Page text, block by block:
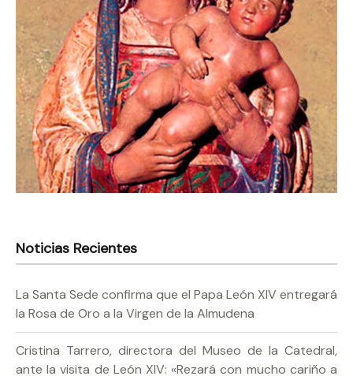
Noticias Recientes
La Santa Sede confirma que el Papa León XIV entregará
la Rosa de Oro a la Virgen de la Almudena
Cristina Tarrero, directora del Museo de la Catedral,
ante la visita de León XIV: «Rezará con mucho cariño a